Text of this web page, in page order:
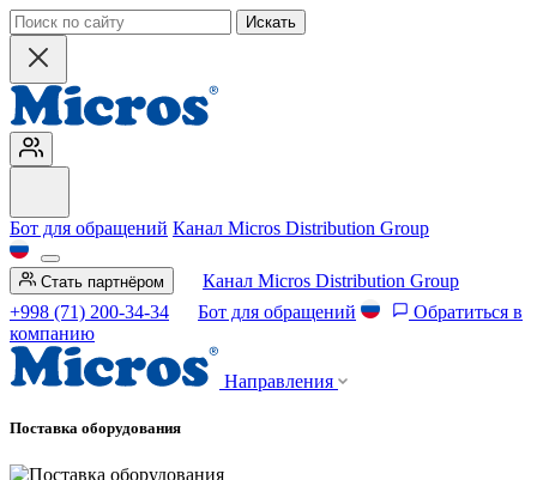
Искать
Бот для обращений Канал Micros Distribution Group
Стать партнёром
Канал Micros Distribution Group
+998 (71) 200-34-34
Бот для обращений
Обратиться в
компанию
Направления
Поставка оборудования